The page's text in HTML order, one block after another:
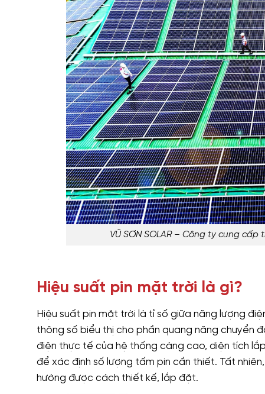
VŨ SƠN SOLAR – Công ty cung
Hiệu suất pin mặt trời là gì?
Hiệu suất pin mặt trời là tỉ số giữa năng lượng
thông số biểu thị cho phần quang năng chuyển
điện thực tế của hệ thống càng cao, diện tích
để xác định số lượng tấm pin cần thiết. Tất
hướng được cách thiết kế, lắp đặt.